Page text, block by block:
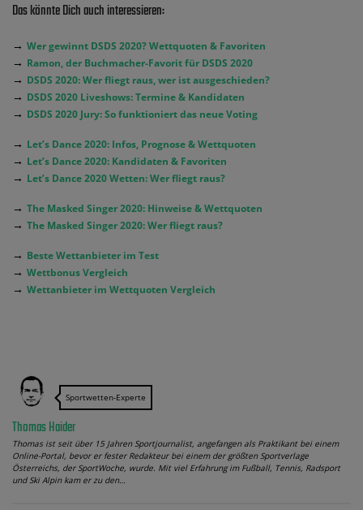
Das könnte Dich auch interessieren:
→ Wer gewinnt DSDS 2020? Wettquoten & Favoriten
→ Ramon, der Buchmacher-Favorit für DSDS 2020
→ DSDS 2020: Wer fliegt raus, wer ist ausgeschieden?
→ DSDS 2020 Liveshows: Termine & Kandidaten
→ DSDS 2020 Jury: So funktioniert das neue Voting
→ Let’s Dance 2020: Infos, Prognose & Wettquoten
→ Let’s Dance 2020: Kandidaten & Favoriten
→ Let’s Dance 2020 Wetten: Wer fliegt raus?
→ The Masked Singer 2020: Hinweise & Wettquoten
→ The Masked Singer 2020: Wer fliegt raus?
→ Beste Wettanbieter im Test
→ Wettbonus Vergleich
→ Wettanbieter im Wettquoten Vergleich
Sportwetten-Experte
Thomas Haider
Thomas ist seit über 15 Jahren Sportjournalist, angefangen als Praktikant bei einem
Online-Portal, bevor er fester Redakteur bei einem der größten Sportverlage
Österreichs, der SportWoche, wurde. Mit viel Erfahrung im Fußball, Tennis, Radsport
und Ski Alpin kam er zu den…